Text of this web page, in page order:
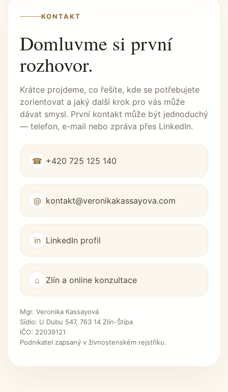
KONTAKT
Domluvme si první
rozhovor.
Krátce projdeme, co řešíte, kde se potřebujete
zorientovat a jaký další krok pro vás může
dávat smysl. První kontakt může být jednoduchý
— telefon, e-mail nebo zpráva přes LinkedIn.
☎ +420 725 125 140
@ kontakt@veronikakassayova.com
in LinkedIn profil
⌂ Zlín a online konzultace
Mgr. Veronika Kassayová
Sídlo: U Dubu 547, 763 14 Zlín-Štípa
IČO: 22039121
Podnikatel zapsaný v živnostenském rejstříku.